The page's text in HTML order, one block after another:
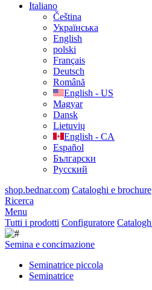
Italiano
Čeština
Українська
English
polski
Français
Deutsch
Română
English - US
Magyar
Dansk
Lietuvių
English - CA
Español
Български
Русский
shop.bednar.com Cataloghi e brochure
Ricerca
Menu
Tutti i prodotti Configuratore
Semina e concimazione
Seminatrice piccola
Seminatrice